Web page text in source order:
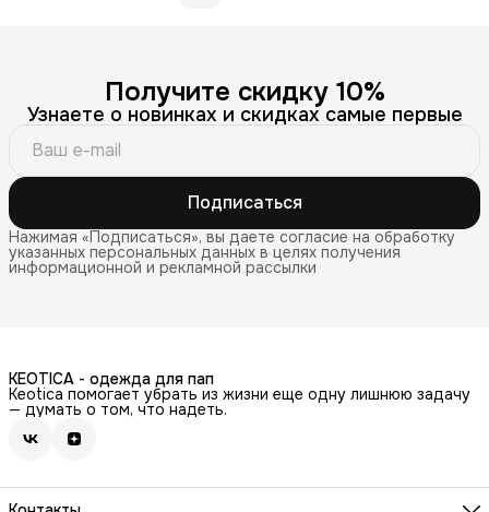
Получите скидку 10%
Узнаете о новинках и скидках самые первые
Подписаться
Нажимая «Подписаться», вы даете согласие на обработку
указанных персональных данных в целях получения
информационной и рекламной рассылки
KEOTICA - одежда для пап
Keotica помогает убрать из жизни еще одну лишнюю задачу
— думать о том, что надеть.